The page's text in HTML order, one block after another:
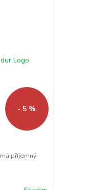
- 5 %
příjemný